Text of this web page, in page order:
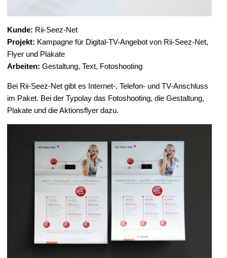
Kunde: Rii-Seez-Net
Projekt: Kampagne für Digital-TV-Angebot von Rii-Seez-Net,
Flyer und Plakate
Arbeiten:Gestaltung, Text, Fotoshooting
Bei Rii-Seez-Net gibt es Internet-, Telefon- und TV-Anschluss
im Paket. Bei der Typolay das Fotoshooting, die Gestaltung,
Plakate und die Aktionsflyer dazu.